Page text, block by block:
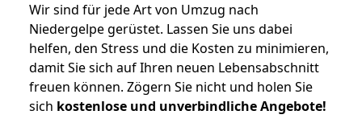
Wir sind für jede Art von Umzug nach
Niedergelpe gerüstet. Lassen Sie uns dabei
helfen, den Stress und die Kosten zu minimieren,
damit Sie sich auf Ihren neuen Lebensabschnitt
freuen können. Zögern Sie nicht und holen Sie
sich kostenlose und unverbindliche Angebote!